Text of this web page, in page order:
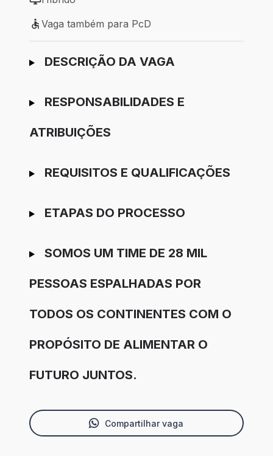
Modelo de trabalho: Híbrido
Vaga também para PcD
Vaga também para PcD
Ir para candidatura
DESCRIÇÃO DA VAGA
RESPONSABILIDADES E
ATRIBUIÇÕES
REQUISITOS E QUALIFICAÇÕES
ETAPAS DO PROCESSO
SOMOS UM TIME DE 28 MIL
PESSOAS ESPALHADAS POR
TODOS OS CONTINENTES COM O
PROPÓSITO DE ALIMENTAR O
FUTURO JUNTOS.
Compartilhar vaga